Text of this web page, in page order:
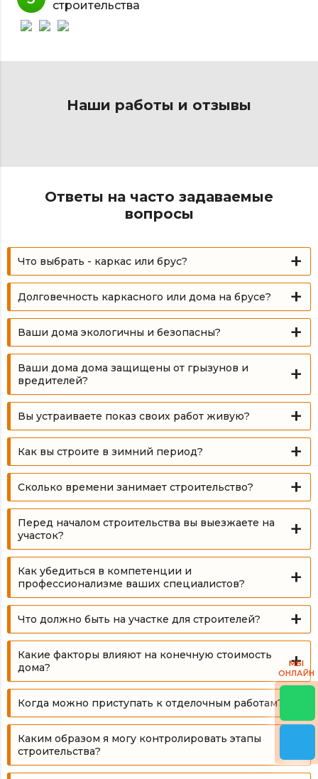
строительства
Наши работы и отзывы
Ответы на часто задаваемые
вопросы
Что выбрать - каркас или брус?
Долговечность каркасного или дома на брусе?
Ваши дома экологичны и безопасны?
Ваши дома дома защищены от грызунов и
вредителей?
Вы устраиваете показ своих работ живую?
Как вы строите в зимний период?
Сколько времени занимает строительство?
Перед началом строительства вы выезжаете на
участок?
Как убедиться в компетенции и
профессионализме ваших специалистов?
Что должно быть на участке для строителей?
Какие факторы влияют на конечную стоимость
дома?
Когда можно приступать к отделочным работам?
Каким образом я могу контролировать этапы
строительства?
МЫ
ОНЛАЙН